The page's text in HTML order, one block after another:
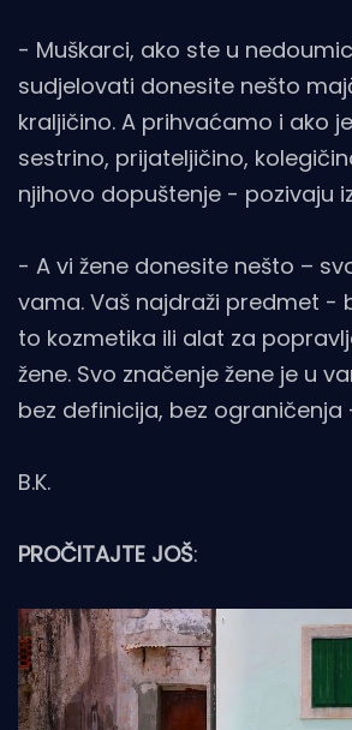
- Muškarci, ako ste u
sudjelovati donesite nešto
kraljičino. A prihvaćamo i ako
sestrino, prijateljičino,
njihovo dopuštenje - pozivaju
- A vi žene donesite nešto –
vama. Vaš najdraži predmet -
to kozmetika ili alat za
žene. Svo značenje žene je u
bez definicija, bez ograničenja
B.K.
PROČITAJTE JOŠ: